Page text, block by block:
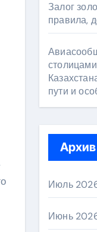
Залог
правила,
пути и
Архив
Июль
Июнь